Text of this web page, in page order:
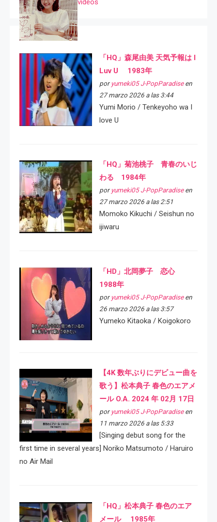
videos
「HQ」森尾由美 天気予報は I
Luv U 1983年
por yumeki05 J-PopParadiseen
27 marzo 2026 a las 3:44
Yumi Morio / Tenkeyoho wa I
love U
「HQ」菊池桃子 青春のいじ
わる 1984年
por yumeki05 J-PopParadiseen
27 marzo 2026 a las 2:51
Momoko Kikuchi / Seishun no
ijiwaru
「HD」北岡夢子 恋心
1988年
por yumeki05 J-PopParadiseen
26 marzo 2026 a las 3:57
Yumeko Kitaoka / Koigokoro
【4K 数年ぶりにデビュー曲を
歌う】松本典子 春色のエアメ
ール O.A. 2024 年 02月 17日
por yumeki05 J-PopParadiseen
11 marzo 2026 a las 5:33
[Singing debut song for the
first time in several years] Noriko Matsumoto / Haruiro
no Air Mail
「HQ」松本典子 春色のエア
メール 1985年